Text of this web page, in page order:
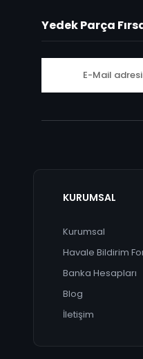
Yedek Parça
KURUMSAL
Kurumsal
Havale Bildirim
Banka Hesapları
Blog
İletişim